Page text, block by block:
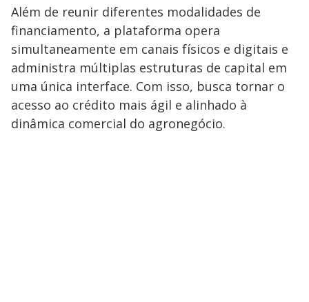
Além de reunir diferentes modalidades de
financiamento, a plataforma opera
simultaneamente em canais físicos e digitais e
administra múltiplas estruturas de capital em
uma única interface. Com isso, busca tornar o
acesso ao crédito mais ágil e alinhado à
dinâmica comercial do agronegócio.